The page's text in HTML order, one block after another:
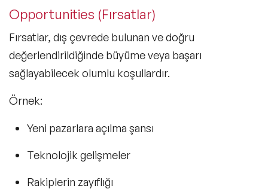
Opportunities (Fırsatlar)
Fırsatlar, dış çevrede bulunan ve doğru
değerlendirildiğinde büyüme veya başarı
sağlayabilecek olumlu koşullardır.
Örnek:
Yeni pazarlara açılma şansı
Teknolojik gelişmeler
Rakiplerin zayıflığı